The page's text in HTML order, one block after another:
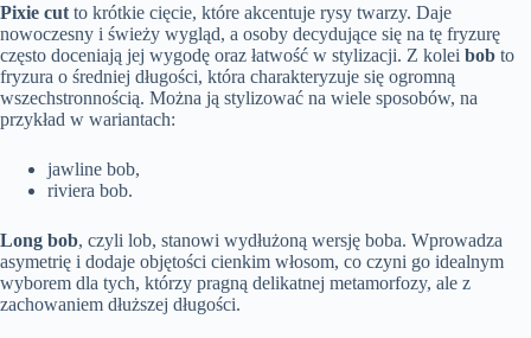
Pixie cut to krótkie cięcie, które akcentuje rysy twarzy. Daje
nowoczesny i świeży wygląd, a osoby decydujące się na tę fryzurę
często doceniają jej wygodę oraz łatwość w stylizacji. Z kolei bob to
fryzura o średniej długości, która charakteryzuje się ogromną
wszechstronnością. Można ją stylizować na wiele sposobów, na
przykład w wariantach:
jawline bob,
riviera bob.
Long bob, czyli lob, stanowi wydłużoną wersję boba. Wprowadza
asymetrię i dodaje objętości cienkim włosom, co czyni go idealnym
wyborem dla tych, którzy pragną delikatnej metamorfozy, ale z
zachowaniem dłuższej długości.